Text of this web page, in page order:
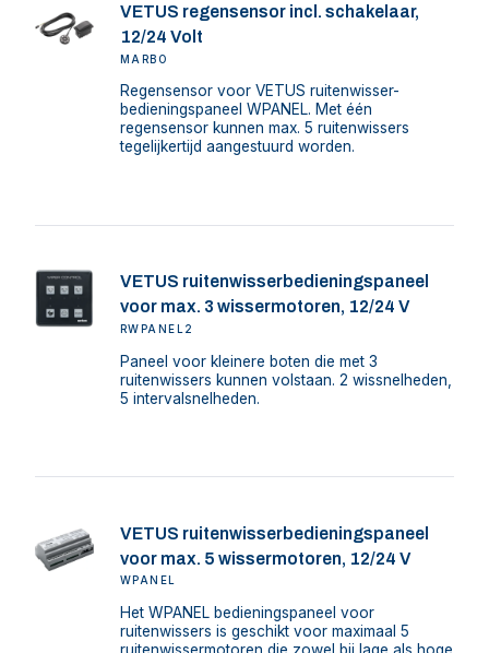
VETUS regensensor incl. schakelaar,
12/24 Volt
MARBO
Regensensor voor VETUS ruitenwisser-
bedieningspaneel WPANEL. Met één
regensensor kunnen max. 5 ruitenwissers
tegelijkertijd aangestuurd worden.
VETUS ruitenwisserbedieningspaneel
voor max. 3 wissermotoren, 12/24 V
RWPANEL2
Paneel voor kleinere boten die met 3
ruitenwissers kunnen volstaan. 2 wissnelheden,
5 intervalsnelheden.
VETUS ruitenwisserbedieningspaneel
voor max. 5 wissermotoren, 12/24 V
WPANEL
Het WPANEL bedieningspaneel voor
ruitenwissers is geschikt voor maximaal 5